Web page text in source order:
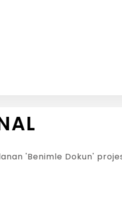
'Benimle Dokun'